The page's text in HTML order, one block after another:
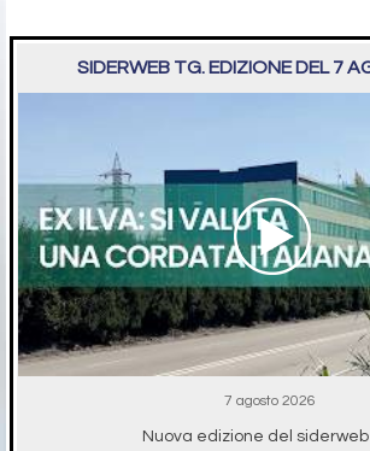
SIDERWEB TG. EDIZIONE DEL 7
7 agosto 2026
Nuova edizione del siderweb